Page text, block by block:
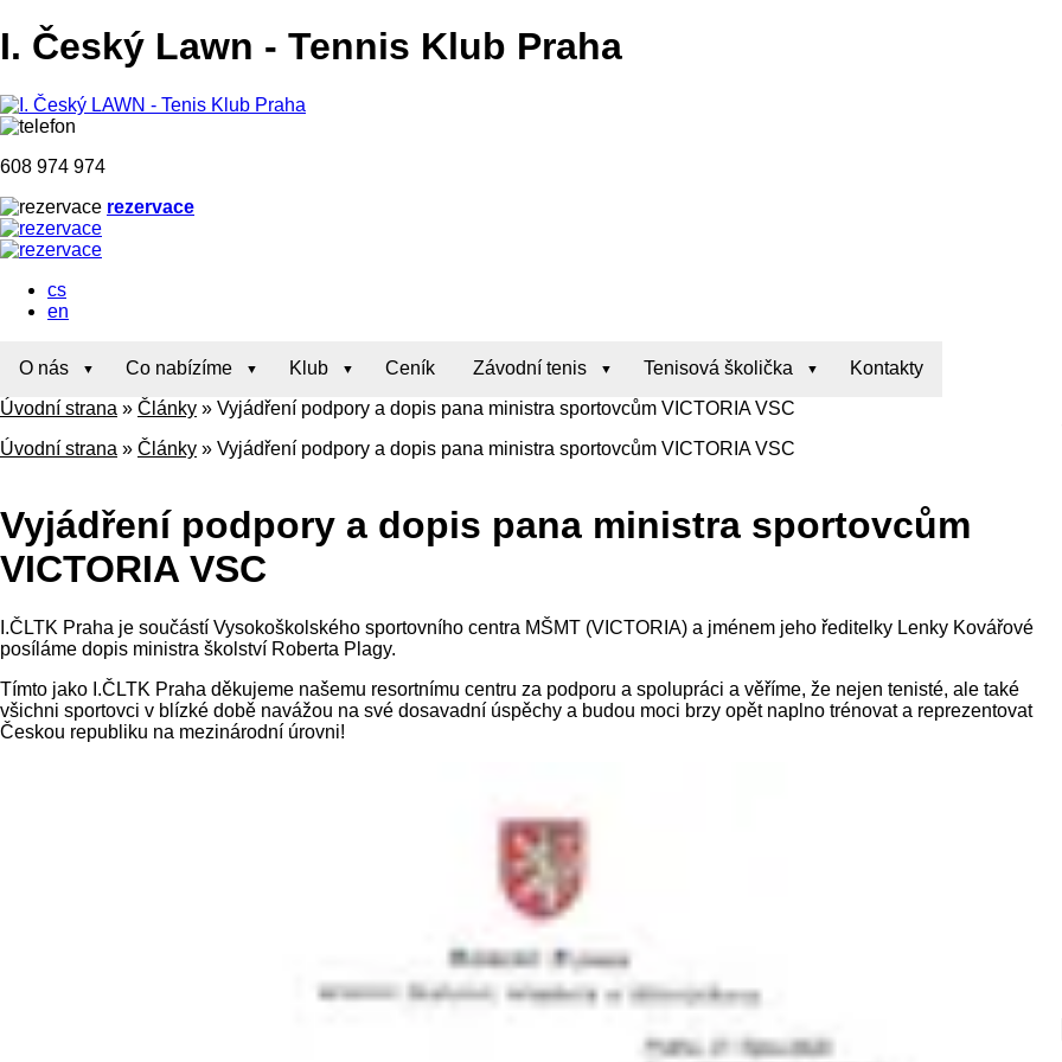
I. Český Lawn - Tennis Klub Praha
608 974 974
rezervace
cs
en
O nás Co nabízíme Klub Ceník Závodní tenis Tenisová školička
Kontakty
Úvodní strana » Články » Vyjádření podpory a dopis pana ministra sportovcům VICTORIA VSC
Úvodní strana » Články » Vyjádření podpory a dopis pana ministra sportovcům VICTORIA VSC
Vyjádření podpory a dopis pana ministra sportovcům
VICTORIA VSC
I.ČLTK Praha je součástí Vysokoškolského sportovního centra MŠMT (VICTORIA) a jménem jeho ředitelky Lenky Kovářové
posíláme dopis ministra školství Roberta Plagy.
Tímto jako I.ČLTK Praha děkujeme našemu resortnímu centru za podporu a spolupráci a věříme, že nejen tenisté, ale také
všichni sportovci v blízké době navážou na své dosavadní úspěchy a budou moci brzy opět naplno trénovat a reprezentovat
Českou republiku na mezinárodní úrovni!